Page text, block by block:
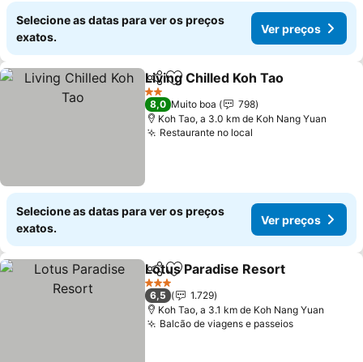
Selecione as datas para ver os preços
exatos.
Ver preços
PartilharAdicionar aos favoritos
Living Chilled Koh Tao
2 Estrelas
8,0 Muito boa
798
Koh Tao, a 3.0 km de Koh Nang Yuan
Restaurante no local
Selecione as datas para ver os preços
exatos.
Ver preços
PartilharAdicionar aos favoritos
Lotus Paradise Resort
3 Estrelas
6,5
1.729
Koh Tao, a 3.1 km de Koh Nang Yuan
Balcão de viagens e passeios